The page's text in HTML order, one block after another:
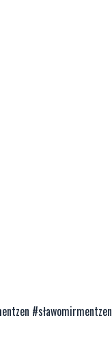
#sławomirmentzen